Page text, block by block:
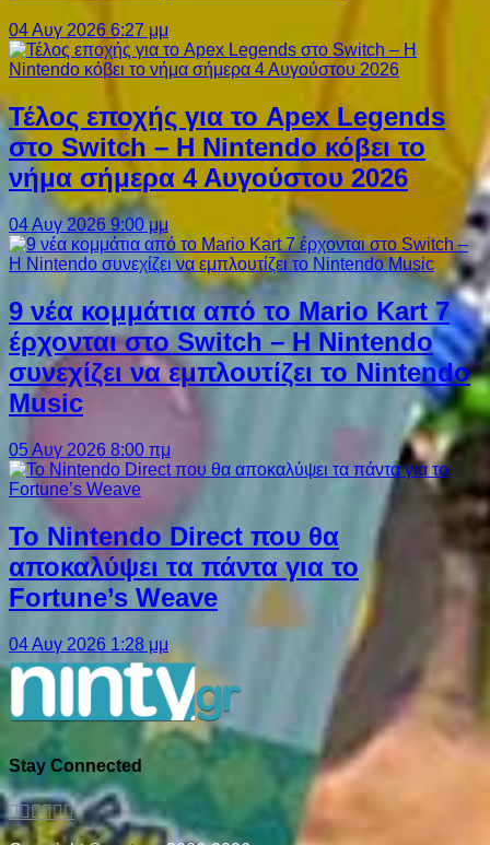
04 Αυγ 2026 6:27 μμ
Τέλος εποχής για το Apex Legends
στο Switch – Η Nintendo κόβει το
νήμα σήμερα 4 Αυγούστου 2026
04 Αυγ 2026 9:00 μμ
9 νέα κομμάτια από το Mario Kart 7
έρχονται στο Switch – Η Nintendo
συνεχίζει να εμπλουτίζει το Nintendo
Music
05 Αυγ 2026 8:00 πμ
Το Nintendo Direct που θα
αποκαλύψει τα πάντα για το
Fortune’s Weave
04 Αυγ 2026 1:28 μμ
Stay Connected